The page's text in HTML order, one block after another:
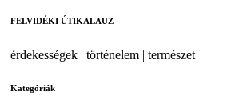
FELVIDÉKI ÚTIKALAUZ
érdekességek | történelem | természet
Kategóriák